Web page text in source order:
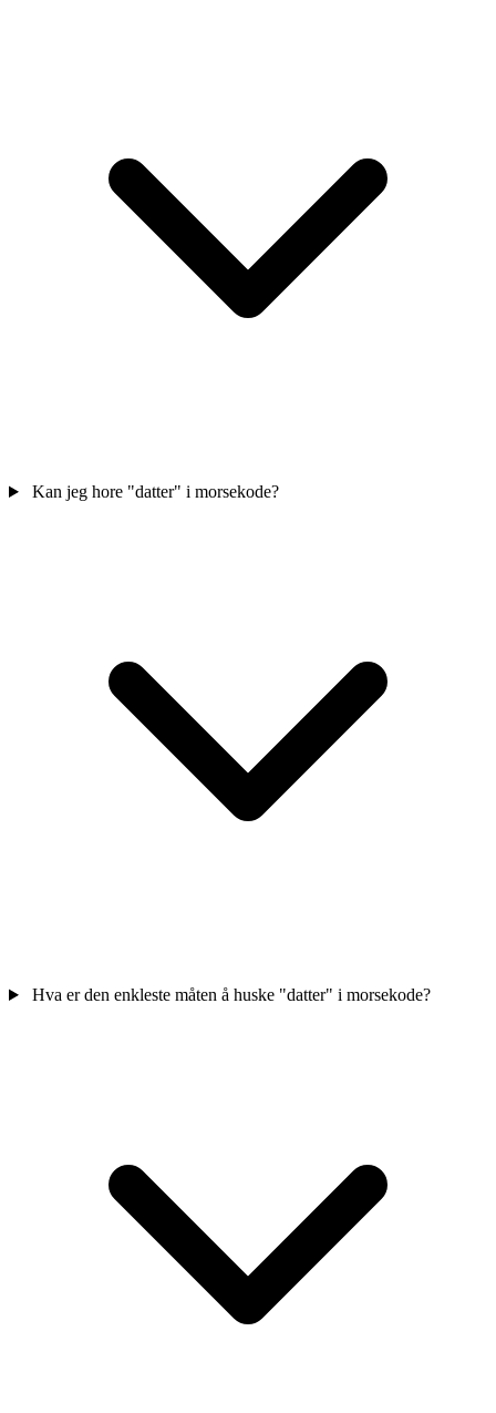
Kan jeg hore "datter" i morsekode?
Hva er den enkleste måten å huske "datter" i morsekode?